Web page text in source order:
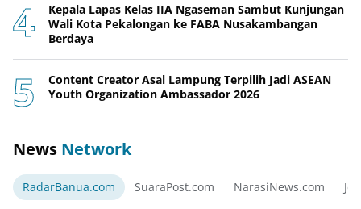
Kepala Lapas Kelas IIA Ngaseman Sambut Kunjungan
Wali Kota Pekalongan ke FABA Nusakambangan
Berdaya
Content Creator Asal Lampung Terpilih Jadi ASEAN
Youth Organization Ambassador 2026
News Network
RadarBanua.com SuaraPost.com NarasiNews.com